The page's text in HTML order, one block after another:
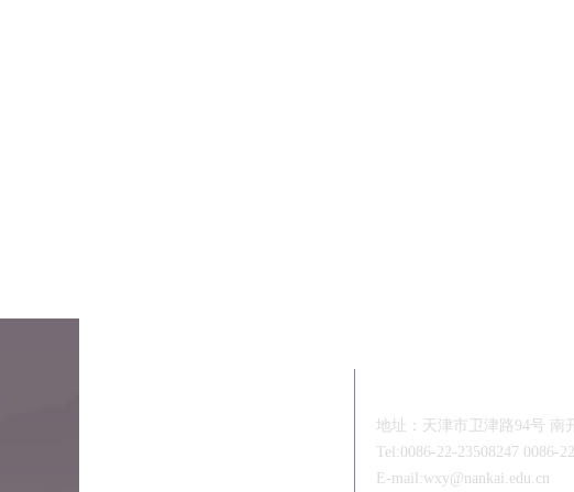
地址：天津市卫津路94号 南
Tel:0086-22-23508247 0086-
E-mail:wxy@nankai.edu.cn